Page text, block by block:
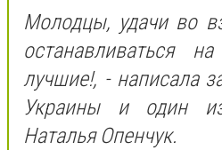
Молодцы, удачи во
останавливаться
лучшие!, - написала
Украины и один
Наталья Опенчук.